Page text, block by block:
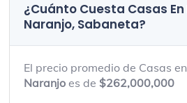
¿Cuánto Cuesta Casas En
Naranjo, Sabaneta?
El precio promedio de Casas en
Naranjo es de $262,000,000